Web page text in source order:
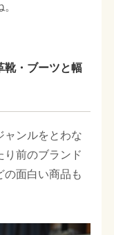
靴・ブーツと幅
ャンルをとわな
り前のブランド
の面白い商品も